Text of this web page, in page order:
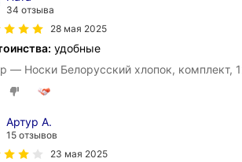
34 отзыва
28 мая 2025
удобные
— Носки Белорусский хлопок, комплект,
Артур А.
15 отзывов
23 мая 2025